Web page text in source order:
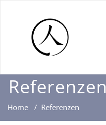
Referenzen
Home / Referenzen